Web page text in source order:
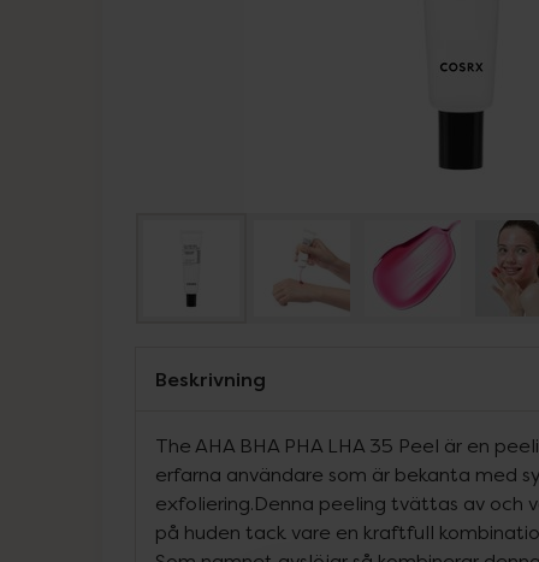
Beskrivning
The AHA BHA PHA LHA 35 Peel är en
erfarna användare som är bekanta med
exfoliering.Denna peeling tvättas av och
på huden tack vare en kraftfull